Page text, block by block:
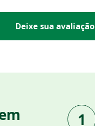
Deixe sua avaliação
1